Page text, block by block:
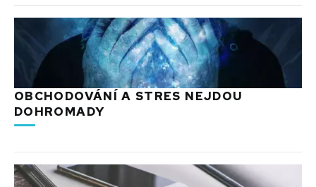
OBCHODOVÁNÍ A STRES NEJDOU
DOHROMADY